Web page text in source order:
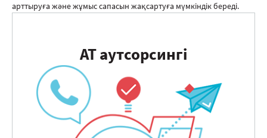
арттыруға және жұмыс сапасын жақсартуға мүмкіндік береді.
АТ аутсорсингі